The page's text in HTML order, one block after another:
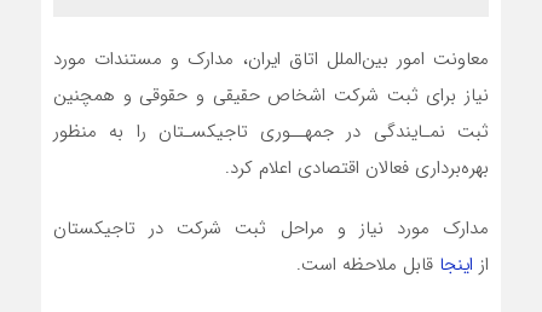
معاونت امور بین‌الملل اتاق ایران، مدارک و مستندات مورد
نیاز برای ثبت شرکت اشخاص حقیقی و حقوقی و همچنین
ثبت نمـایندگی در جمهــوری تاجیکسـتان را به منظور
بهره‌برداری فعالان اقتصادی اعلام کرد.
مدارک مورد نیاز و مراحل ثبت شرکت در تاجیکستان
از اینجا قابل ملاحظه است.